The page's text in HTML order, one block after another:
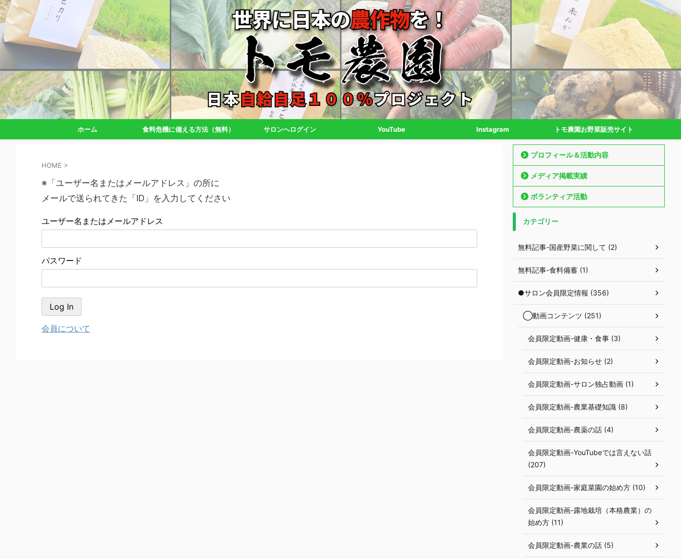
ホーム 食料危機に備える方法（無料） サロンへログイン YouTube Instagram トモ農園お野菜販売サイト
HOME >
※「ユーザー名またはメールアドレス」の所に
メールで送られてきた「ID」を入力してください
ユーザー名またはメールアドレス
パスワード
会員について
プロフィール＆活動内容
メディア掲載実績
ボランティア活動
カテゴリー
無料記事-国産野菜に関して (2)
無料記事-食料備蓄 (1)
●サロン会員限定情報 (356)
◯動画コンテンツ (251)
会員限定動画-健康・食事 (3)
会員限定動画-お知らせ (2)
会員限定動画-サロン独占動画 (1)
会員限定動画-農業基礎知識 (8)
会員限定動画-農薬の話 (4)
会員限定動画-YouTubeでは言えない話
(207)
会員限定動画-家庭菜園の始め方 (10)
会員限定動画-露地栽培（本格農業）の
始め方 (11)
会員限定動画-農業の話 (5)